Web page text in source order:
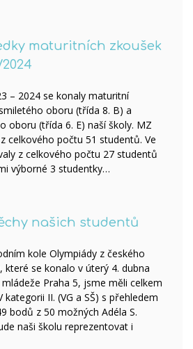
maturitních zkoušek
– 2024 se konaly maturitní
oboru (třída 8. B) a
oboru (třída 6. E) naší školy. MZ
celkového počtu 51 studentů. Ve
z celkového počtu 27 studentů
výborné 3 studentky…
našich studentů
kole Olympiády z českého
které se konalo v úterý 4. dubna
Praha 5, jsme měli celkem
kategorii II. (VG a SŠ) s přehledem
bodů z 50 možných Adéla S.
naši školu reprezentovat i